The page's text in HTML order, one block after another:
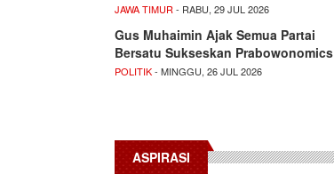
JAWA TIMUR - RABU, 29 JUL 2026
Gus Muhaimin Ajak Semua Partai
Bersatu Sukseskan Prabowonomics
POLITIK- MINGGU, 26 JUL 2026
ASPIRASI